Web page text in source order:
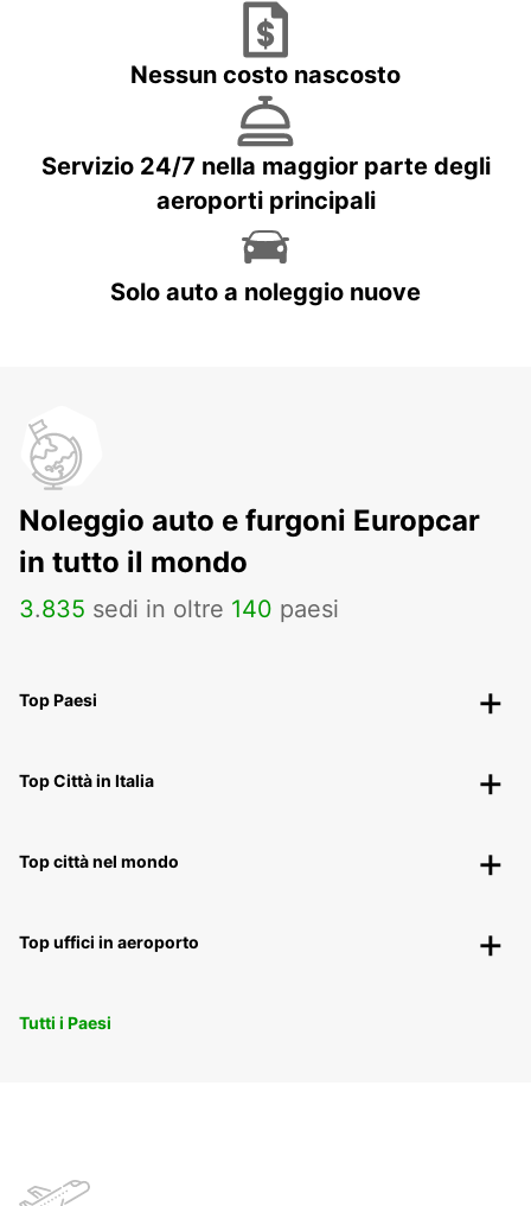
Nessun costo nascosto
Servizio 24/7 nella maggior parte degli
aeroporti principali
Solo auto a noleggio nuove
Noleggio auto e furgoni Europcar
in tutto il mondo
3.835 sedi in oltre 140 paesi
Top Paesi
Top Città in Italia
Top città nel mondo
Top uffici in aeroporto
Tutti i Paesi